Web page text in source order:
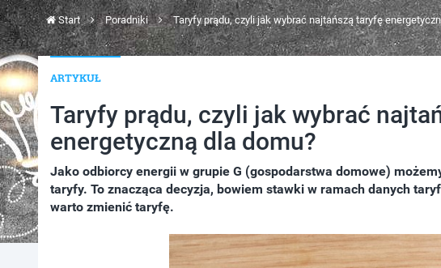
Start Poradniki Taryfy prądu, czyli jak wybrać najtańszą taryfę
ARTYKUŁ
Taryfy prądu, czyli jak wybrać
energetyczną dla domu?
Jako odbiorcy energii w grupie G (gospodarstwa domowe)
taryfy. To znacząca decyzja, bowiem stawki w ramach danych
warto zmienić taryfę.